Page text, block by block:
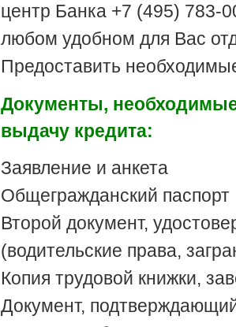
центр Банка +7 (495) 783-
любом удобном для Вас
Предоставить
Документы,
выдачу кредита:
Заявление и анкета
Общегражданский паспорт
Второй документ,
(водительские права,
Копия трудовой книжки,
Документ,